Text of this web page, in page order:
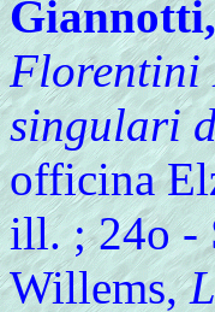
Florentini
singulari
officina
ill. ; 24o -
Willems,